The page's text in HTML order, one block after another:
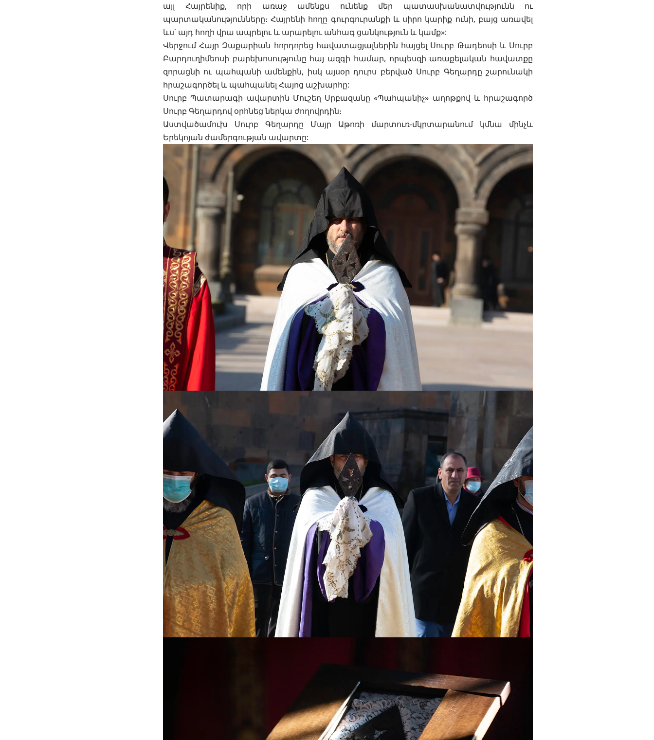
այլ Հայրենիք, որի առաջ ամենքս ունենք մեր պատասխանատվությունն ու
պարտականությունները։ Հայրենի հողը գուրգուրանքի և սիրո կարիք ունի, բայց առավել
ևս՝ այդ հողի վրա ապրելու և արարելու անհագ ցանկություն և կամք»:
Վերջում Հայր Զաքարիան հորդորեց հավատացյալներին հայցել Սուրբ Թադեոսի և Սուրբ
Բարդուղիմեոսի բարեխոսությունը հայ ազգի համար, որպեսզի առաքելական հավատքը
զորացնի ու պահպանի ամենքին, իսկ այսօր դուրս բերված Սուրբ Գեղարդը շարունակի
հրաշագործել և պահպանել Հայոց աշխարհը:
Սուրբ Պատարագի ավարտին Մուշեղ Սրբազանը «Պահպանիչ» աղոթքով և հրաշագործ
Սուրբ Գեղարդով օրհնեց ներկա ժողովրդին։
Աստվածամուխ Սուրբ Գեղարդը Մայր Աթոռի մարտուռ-մկրտարանում կմնա մինչև
Երեկոյան ժամերգության ավարտը: